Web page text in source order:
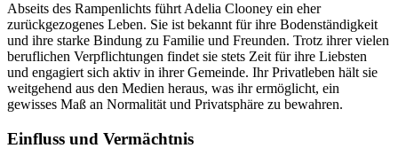
Abseits des Rampenlichts führt Adelia Clooney ein eher
zurückgezogenes Leben. Sie ist bekannt für ihre Bodenständigkeit
und ihre starke Bindung zu Familie und Freunden. Trotz ihrer vielen
beruflichen Verpflichtungen findet sie stets Zeit für ihre Liebsten
und engagiert sich aktiv in ihrer Gemeinde. Ihr Privatleben hält sie
weitgehend aus den Medien heraus, was ihr ermöglicht, ein
gewisses Maß an Normalität und Privatsphäre zu bewahren.
Einfluss und Vermächtnis